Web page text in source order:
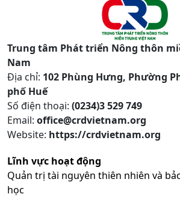
Trung tâm Phát triển Nông thôn
Nam
Địa chỉ: 102 Phùng Hưng, Phường
phố Huế
Số điện thoại: (0234)3 529 749
Email: office@crdvietnam.org
Website: https://crdvietnam.org
Lĩnh vực hoạt động
Quản trị tài nguyên thiên nhiên và
học